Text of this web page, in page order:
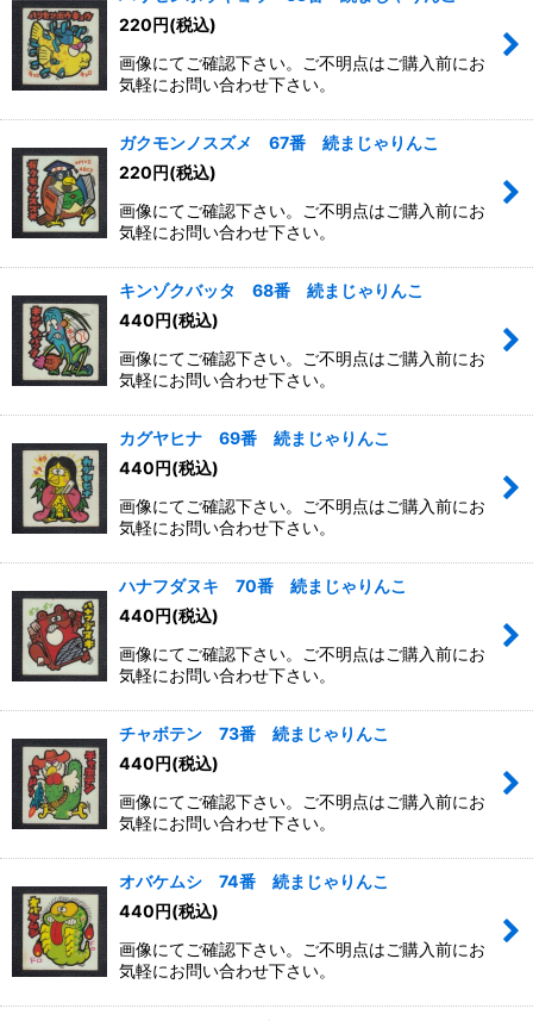
220円(税込)
画像にてご確認下さい。ご不明点はご購入前にお
気軽にお問い合わせ下さい。
ガクモンノスズメ 67番 続まじゃりんこ
220円(税込)
画像にてご確認下さい。ご不明点はご購入前にお
気軽にお問い合わせ下さい。
キンゾクバッタ 68番 続まじゃりんこ
440円(税込)
画像にてご確認下さい。ご不明点はご購入前にお
気軽にお問い合わせ下さい。
カグヤヒナ 69番 続まじゃりんこ
440円(税込)
画像にてご確認下さい。ご不明点はご購入前にお
気軽にお問い合わせ下さい。
ハナフダヌキ 70番 続まじゃりんこ
440円(税込)
画像にてご確認下さい。ご不明点はご購入前にお
気軽にお問い合わせ下さい。
チャボテン 73番 続まじゃりんこ
440円(税込)
画像にてご確認下さい。ご不明点はご購入前にお
気軽にお問い合わせ下さい。
オバケムシ 74番 続まじゃりんこ
440円(税込)
画像にてご確認下さい。ご不明点はご購入前にお
気軽にお問い合わせ下さい。